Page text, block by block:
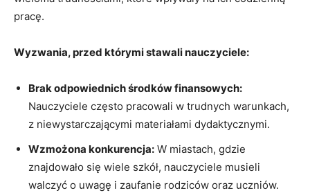
pracę.
Wyzwania, przed którymi ​stawali nauczyciele:
Brak odpowiednich środków‌ finansowych:
Nauczyciele często pracowali w trudnych warunkach,
⁤z niewystarczającymi materiałami ⁢dydaktycznymi.
Wzmożona konkurencja: W miastach, gdzie
znajdowało się wiele szkół, nauczyciele musieli
walczyć o uwagę i zaufanie rodziców oraz uczniów.